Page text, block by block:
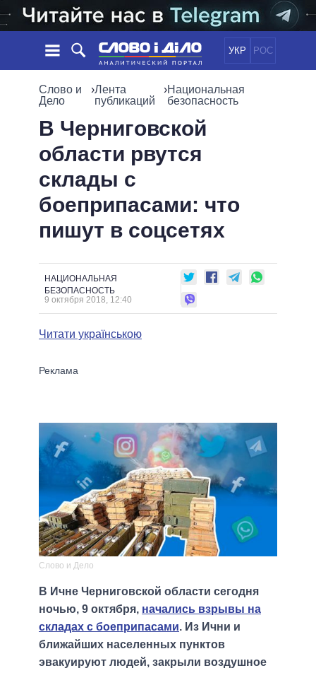
УКР РОС
НОВОСТИ
ЛЕНТА
СОБЫТИЯ
СТАТЬИ
МНЕНИЯ
ОБЗОРЫ
ДАЙДЖЕСТЫ
ПОЛИТИКА
ОБЩЕСТВО
ПОЛИТИКИ
ВСЕ ПОЛИТИКИ
ПРЕЗИДЕНТ И ОФИС
ВЕРХОВНАЯ РАДА
КАБИНЕТ МИНИСТРОВ
ГЛАВЫ ОБЛАДМИНИСТРАЦИЙ
МЭРЫ
ВСЕ ПЕРСОНЫ
ИНФОГРАФИКА
ВИДЕО
ПОДДЕРЖАТЬ
СРАВНЕНИЕ ПОЛИТИКОВ
Слово и
Дело
›Лента
публикаций
›Национальная
безопасность
В Черниговской
области рвутся
склады с
боеприпасами: что
пишут в соцсетях
НАЦИОНАЛЬНАЯ
БЕЗОПАСНОСТЬ
9 октября 2018, 12:40
Читати українською
Слово и Дело
В Ичне Черниговской области сегодня
ночью, 9 октября, начались взрывы на
складах с боеприпасами. Из Ични и
ближайших населенных пунктов
эвакуируют людей, закрыли воздушное